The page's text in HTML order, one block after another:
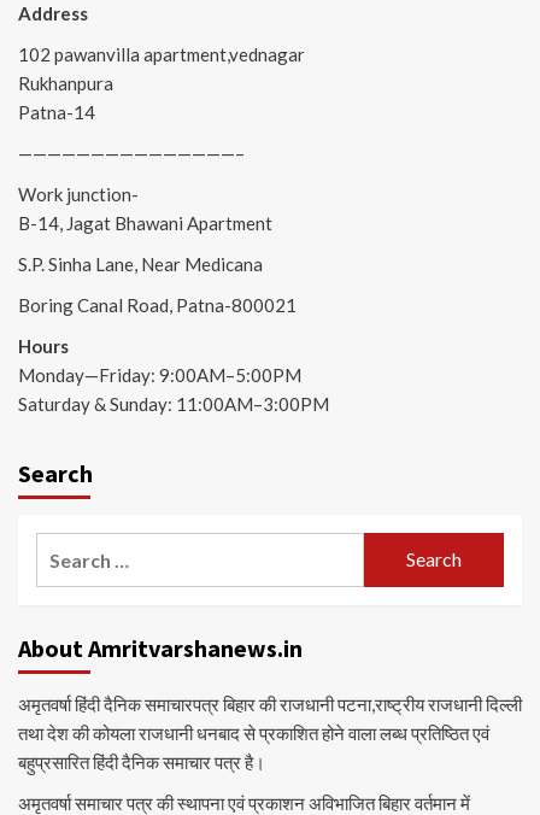
Address
102 pawanvilla apartment,vednagar
Rukhanpura
Patna-14
———————————————–
Work junction-
B-14, Jagat Bhawani Apartment
S.P. Sinha Lane, Near Medicana
Boring Canal Road, Patna-800021
Hours
Monday—Friday: 9:00AM–5:00PM
Saturday & Sunday: 11:00AM–3:00PM
Search
About Amritvarshanews.in
अमृतवर्षा हिंदी दैनिक समाचारपत्र बिहार की राजधानी पटना,राष्ट्रीय राजधानी दिल्ली
तथा देश की कोयला राजधानी धनबाद से प्रकाशित होने वाला लब्ध प्रतिष्ठित एवं
बहुप्रसारित हिंदी दैनिक समाचार पत्र है।
अमृतवर्षा समाचार पत्र की स्थापना एवं प्रकाशन अविभाजित बिहार वर्तमान में